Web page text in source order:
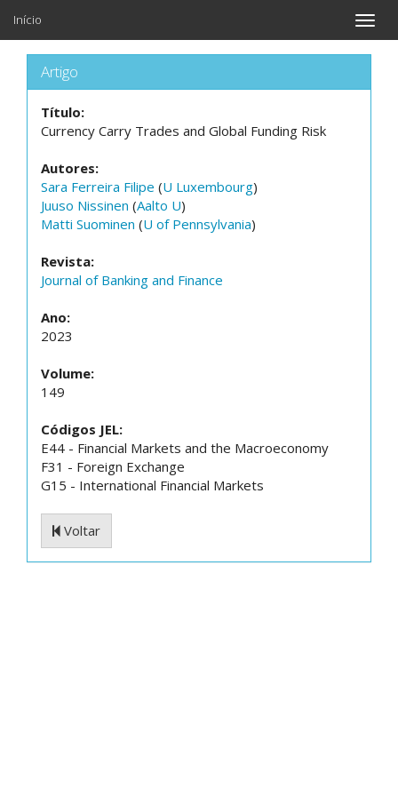
Toggle
Início
Artigo
Título:
Currency Carry Trades and Global Funding Risk
Autores:
Sara Ferreira Filipe (U Luxembourg)
Juuso Nissinen (Aalto U)
Matti Suominen (U of Pennsylvania)
Revista:
Journal of Banking and Finance
Ano:
2023
Volume:
149
Códigos JEL:
E44 - Financial Markets and the Macroeconomy
F31 - Foreign Exchange
G15 - International Financial Markets
Voltar